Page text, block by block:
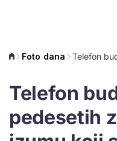
Foto dana
Telefon
pedesetih